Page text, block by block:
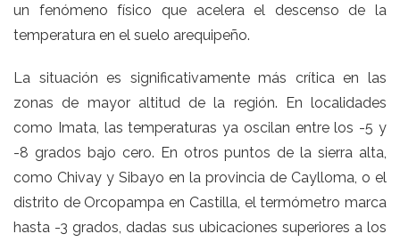
un fenómeno físico que acelera el descenso de la
temperatura en el suelo arequipeño.
La situación es significativamente más crítica en las
zonas de mayor altitud de la región. En localidades
como Imata, las temperaturas ya oscilan entre los -5 y
-8 grados bajo cero. En otros puntos de la sierra alta,
como Chivay y Sibayo en la provincia de Caylloma, o el
distrito de Orcopampa en Castilla, el termómetro marca
hasta -3 grados, dadas sus ubicaciones superiores a los